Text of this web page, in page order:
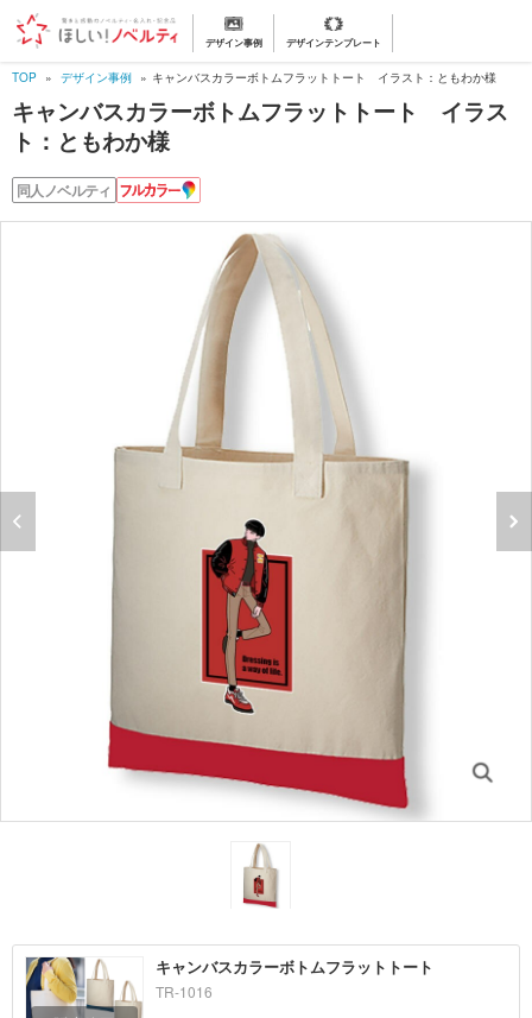
デザイン事例 デザインテンプレート
TOP デザイン事例 キャンバスカラーボトムフラットトート イラスト：ともわか様
キャンバスカラーボトムフラットトート イラス
ト：ともわか様
同人ノベルティ フ
ル
カ
キャンバスカラーボトムフラットトート
TR-1016